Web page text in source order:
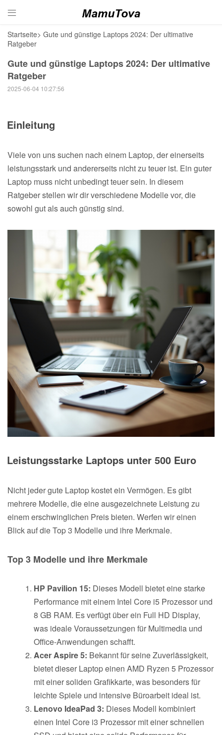

Startseite> Gute und günstige Laptops 2024: Der ultimative
Ratgeber
Gute und günstige Laptops 2024: Der ultimative
Ratgeber
2025-06-04 10:27:56
Einleitung
Viele von uns suchen nach einem Laptop, der einerseits
leistungsstark und andererseits nicht zu teuer ist. Ein guter
Laptop muss nicht unbedingt teuer sein. In diesem
Ratgeber stellen wir dir verschiedene Modelle vor, die
sowohl gut als auch günstig sind.
Leistungsstarke Laptops unter 500 Euro
Nicht jeder gute Laptop kostet ein Vermögen. Es gibt
mehrere Modelle, die eine ausgezeichnete Leistung zu
einem erschwinglichen Preis bieten. Werfen wir einen
Blick auf die Top 3 Modelle und ihre Merkmale.
Top 3 Modelle und ihre Merkmale
HP Pavilion 15: Dieses Modell bietet eine starke
Performance mit einem Intel Core i5 Prozessor und
8 GB RAM. Es verfügt über ein Full HD Display,
was ideale Voraussetzungen für Multimedia und
Office-Anwendungen schafft.
Acer Aspire 5: Bekannt für seine Zuverlässigkeit,
bietet dieser Laptop einen AMD Ryzen 5 Prozessor
mit einer soliden Grafikkarte, was besonders für
leichte Spiele und intensive Büroarbeit ideal ist.
Lenovo IdeaPad 3: Dieses Modell kombiniert
einen Intel Core i3 Prozessor mit einer schnellen